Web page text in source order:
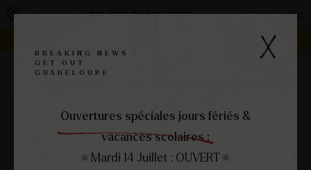
VOUS ÊTES ÀGET OUT GUADELOUPE Changer de centre
BREAKING NEWS -
GET OUT
GUADELOUPE
Ouvertures spéciales jours fériés &
vacances scolaires :
🔅Mardi 14 Juillet : OUVERT🔅